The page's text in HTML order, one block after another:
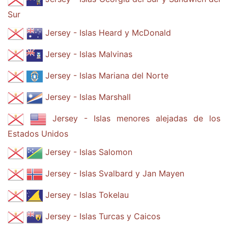
Sur
Jersey - Islas Heard y McDonald
Jersey - Islas Malvinas
Jersey - Islas Mariana del Norte
Jersey - Islas Marshall
Jersey - Islas menores alejadas de los
Estados Unidos
Jersey - Islas Salomon
Jersey - Islas Svalbard y Jan Mayen
Jersey - Islas Tokelau
Jersey - Islas Turcas y Caicos